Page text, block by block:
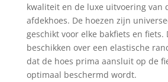
kwaliteit en de luxe uitvoering van
afdekhoes. De hoezen zijn
geschikt voor elke bakfiets en fiets.
beschikken over een elastische
dat de hoes prima aansluit op de
optimaal beschermd wordt.